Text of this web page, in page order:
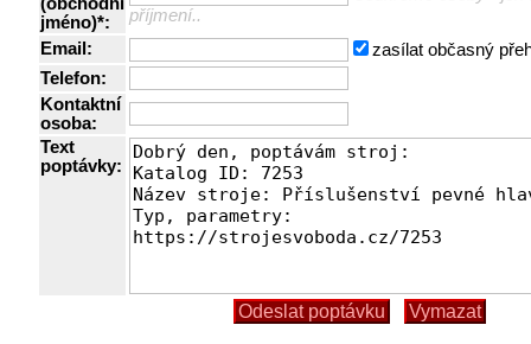
jméno)*:
příjmení..
Email:
zasílat občasný
Telefon:
Kontaktní
osoba:
Text
poptávky: